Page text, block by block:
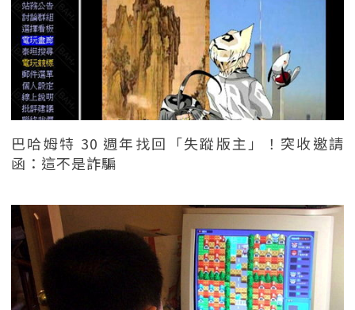
巴哈姆特 30 週年找回「失蹤版主」！突收邀請
函：這不是詐騙